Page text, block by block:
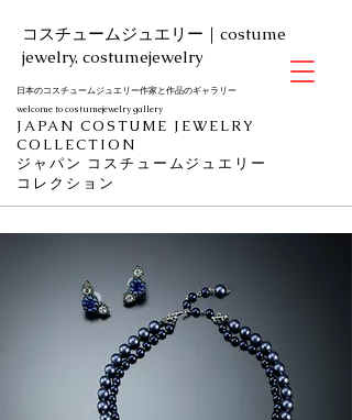
日本のコスチュームジュエリー作家と作品のギャラリー
welcome to costumejewelry gallery
JAPAN COSTUME JEWELRY
COLLECTION
​ジャパン コスチュームジュエリー
コレクション
​コスチュームジュエリー｜costume
jewelry, costumejewelry